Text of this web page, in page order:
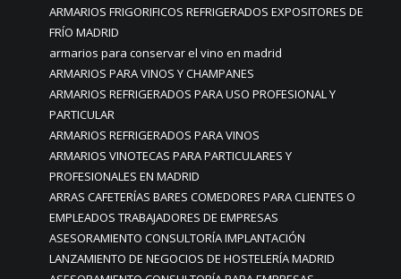
ARMARIOS FRIGORIFICOS REFRIGERADOS EXPOSITORES DE
FRÍO MADRID
armarios para conservar el vino en madrid
ARMARIOS PARA VINOS Y CHAMPANES
ARMARIOS REFRIGERADOS PARA USO PROFESIONAL Y
PARTICULAR
ARMARIOS REFRIGERADOS PARA VINOS
ARMARIOS VINOTECAS PARA PARTICULARES Y
PROFESIONALES EN MADRID
ARRAS CAFETERÍAS BARES COMEDORES PARA CLIENTES O
EMPLEADOS TRABAJADORES DE EMPRESAS
ASESORAMIENTO CONSULTORÍA IMPLANTACIÓN
LANZAMIENTO DE NEGOCIOS DE HOSTELERÍA MADRID